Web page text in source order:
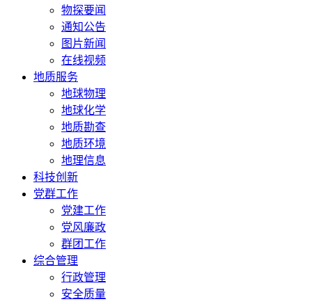
物探要闻
通知公告
图片新闻
在线视频
地质服务
地球物理
地球化学
地质勘查
地质环境
地理信息
科技创新
党群工作
党建工作
党风廉政
群团工作
综合管理
行政管理
安全质量